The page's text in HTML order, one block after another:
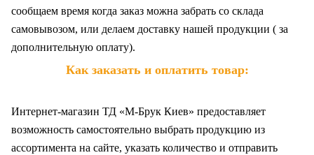
сообщаем время когда заказ можна забрать со склада
самовывозом, или делаем доставку нашей продукции ( за
дополнительную оплату).
Как заказать и оплатить товар:
Интернет-магазин ТД «М-Брук Киев» предоставляет
возможность самостоятельно выбрать продукцию из
ассортимента на сайте, указать количество и отправить